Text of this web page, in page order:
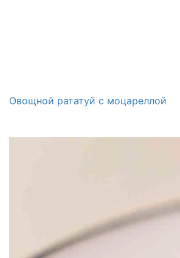
Овощной рататуй с моцареллой